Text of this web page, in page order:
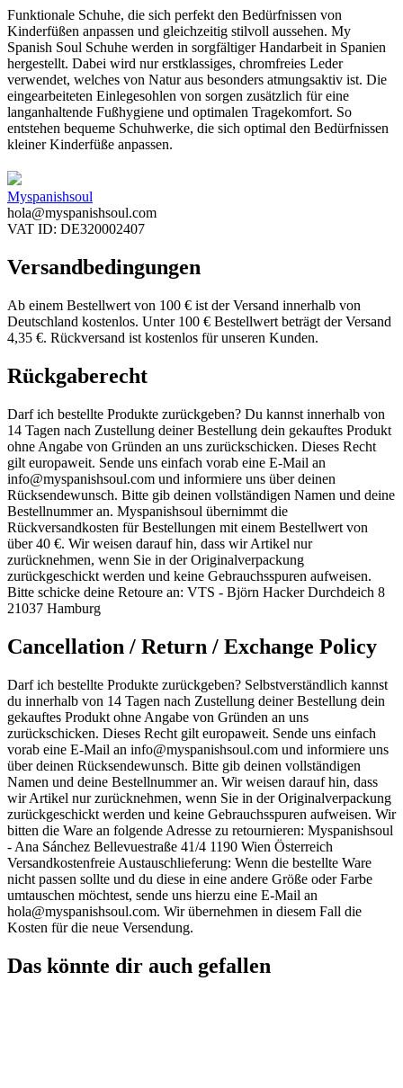
Funktionale Schuhe, die sich perfekt den Bedürfnissen von
Kinderfüßen anpassen und gleichzeitig stilvoll aussehen. My
Spanish Soul Schuhe werden in sorgfältiger Handarbeit in Spanien
hergestellt. Dabei wird nur erstklassiges, chromfreies Leder
verwendet, welches von Natur aus besonders atmungsaktiv ist. Die
eingearbeiteten Einlegesohlen von sorgen zusätzlich für eine
langanhaltende Fußhygiene und optimalen Tragekomfort. So
entstehen bequeme Schuhwerke, die sich optimal den Bedürfnissen
kleiner Kinderfüße anpassen.
Myspanishsoul
hola@myspanishsoul.com
VAT ID: DE320002407
Versandbedingungen
Ab einem Bestellwert von 100 € ist der Versand innerhalb von
Deutschland kostenlos. Unter 100 € Bestellwert beträgt der Versand
4,35 €. Rückversand ist kostenlos für unseren Kunden.
Rückgaberecht
Darf ich bestellte Produkte zurückgeben? Du kannst innerhalb von
14 Tagen nach Zustellung deiner Bestellung dein gekauftes Produkt
ohne Angabe von Gründen an uns zurückschicken. Dieses Recht
gilt europaweit. Sende uns einfach vorab eine E-Mail an
info@myspanishsoul.com und informiere uns über deinen
Rücksendewunsch. Bitte gib deinen vollständigen Namen und deine
Bestellnummer an. Myspanishsoul übernimmt die
Rückversandkosten für Bestellungen mit einem Bestellwert von
über 40 €. Wir weisen darauf hin, dass wir Artikel nur
zurücknehmen, wenn Sie in der Originalverpackung
zurückgeschickt werden und keine Gebrauchsspuren aufweisen.
Bitte schicke deine Retoure an: VTS - Björn Hacker Durchdeich 8
21037 Hamburg
Cancellation / Return / Exchange Policy
Darf ich bestellte Produkte zurückgeben? Selbstverständlich kannst
du innerhalb von 14 Tagen nach Zustellung deiner Bestellung dein
gekauftes Produkt ohne Angabe von Gründen an uns
zurückschicken. Dieses Recht gilt europaweit. Sende uns einfach
vorab eine E-Mail an info@myspanishsoul.com und informiere uns
über deinen Rücksendewunsch. Bitte gib deinen vollständigen
Namen und deine Bestellnummer an. Wir weisen darauf hin, dass
wir Artikel nur zurücknehmen, wenn Sie in der Originalverpackung
zurückgeschickt werden und keine Gebrauchsspuren aufweisen. Wir
bitten die Ware an folgende Adresse zu retournieren: Myspanishsoul
- Ana Sánchez Bellevuestraße 41/4 1190 Wien Österreich
Versandkostenfreie Austauschlieferung: Wenn die bestellte Ware
nicht passen sollte und du diese in eine andere Größe oder Farbe
umtauschen möchtest, sende uns hierzu eine E-Mail an
hola@myspanishsoul.com. Wir übernehmen in diesem Fall die
Kosten für die neue Versendung.
Das könnte dir auch gefallen